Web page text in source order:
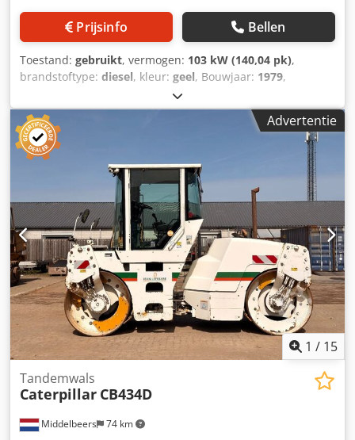
Prijsinfo Bellen
Toestand: gebruikt, vermogen: 103 kW (140,04 pk),
brandstoftype: diesel, kleur: geel, Bouwjaar: 1979,
Algemene informatie Bouwjaar: 1979 Csdpeun Rlqsfx Ah
Herf Modeljaar: 1979 Serienummer: 20X1733 Technische
informatie Aantal cilinders: 6 Aandrijving: rups
Leeggewicht: 14.000 kg Staat Algemene staat: gemiddeld
Technische staat: goed Optische staat: slecht Financiële
informatie Prijs: op aanvraag Meer informatie Neem
contact op met Ernst van Hek voor meer informatie.
Advertentie
1 / 15
Middelbeers 74 km
Tandemwals
Caterpillar CB434D